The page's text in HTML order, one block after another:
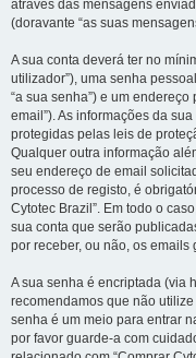
através das mensagens
(doravante “as suas
A sua conta deverá ter no
utilizador”), uma senha
“a sua senha”) e um
email”). As informações da
protegidas pelas leis de
Qualquer outra informação
seu endereço de email
processo de registo, é
Cytotec Brazil”. Em todo o
sua conta que serão
por receber, ou não, os
A sua senha é encriptada (via
recomendamos que não
senha é um meio para entrar
por favor guarde-a com